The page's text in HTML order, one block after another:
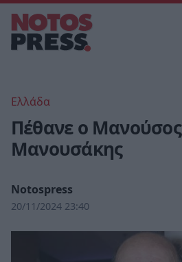
Ελλάδα
Πέθανε ο Μανούσος
Μανουσάκης
Notospress
20/11/2024 23:40